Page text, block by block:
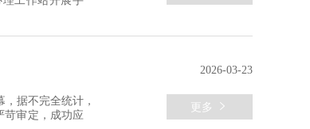
2026-03-23
据不完全统计，
审定，成功应征
更多 